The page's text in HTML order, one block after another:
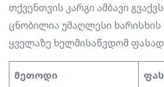
თქვენთვის კარგი ამბავი
ცნობილია უმაღლესი ხარისხის
ყველაზე ხელმისაწვდომ
მეთოდი